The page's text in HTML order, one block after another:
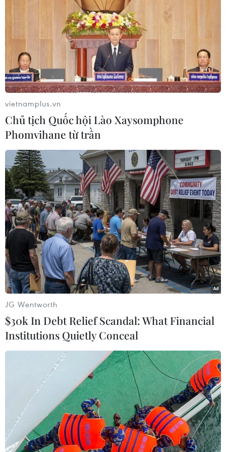
TIN LIÊN QUAN
Nhật Bản đặt mục tiêu tiêm 1 triệu mũi
vaccine tăng cường một ngày​
07/02/2022 07:37
Số ca mắc mới tại Nhật Bản đã lần đầu tiên vượt mốc
100.000 ca/ngày vào tuần trước, song hiện mới chỉ có
vietnamplus.vn
Chủ tịch Quốc hội Lào Xaysomphone
Phomvihane từ trần
JG Wentworth
$30k In Debt Relief Scandal: What Financial
Institutions Quietly Conceal